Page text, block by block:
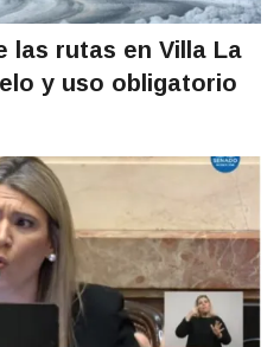
las rutas en Villa La
y uso obligatorio